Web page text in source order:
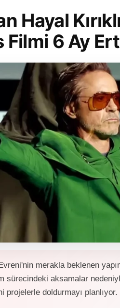
Hayal
Filmi 6 Ay
merakla beklenen
sürecindeki aksamalar
projelerle doldurmayı planlıyor.